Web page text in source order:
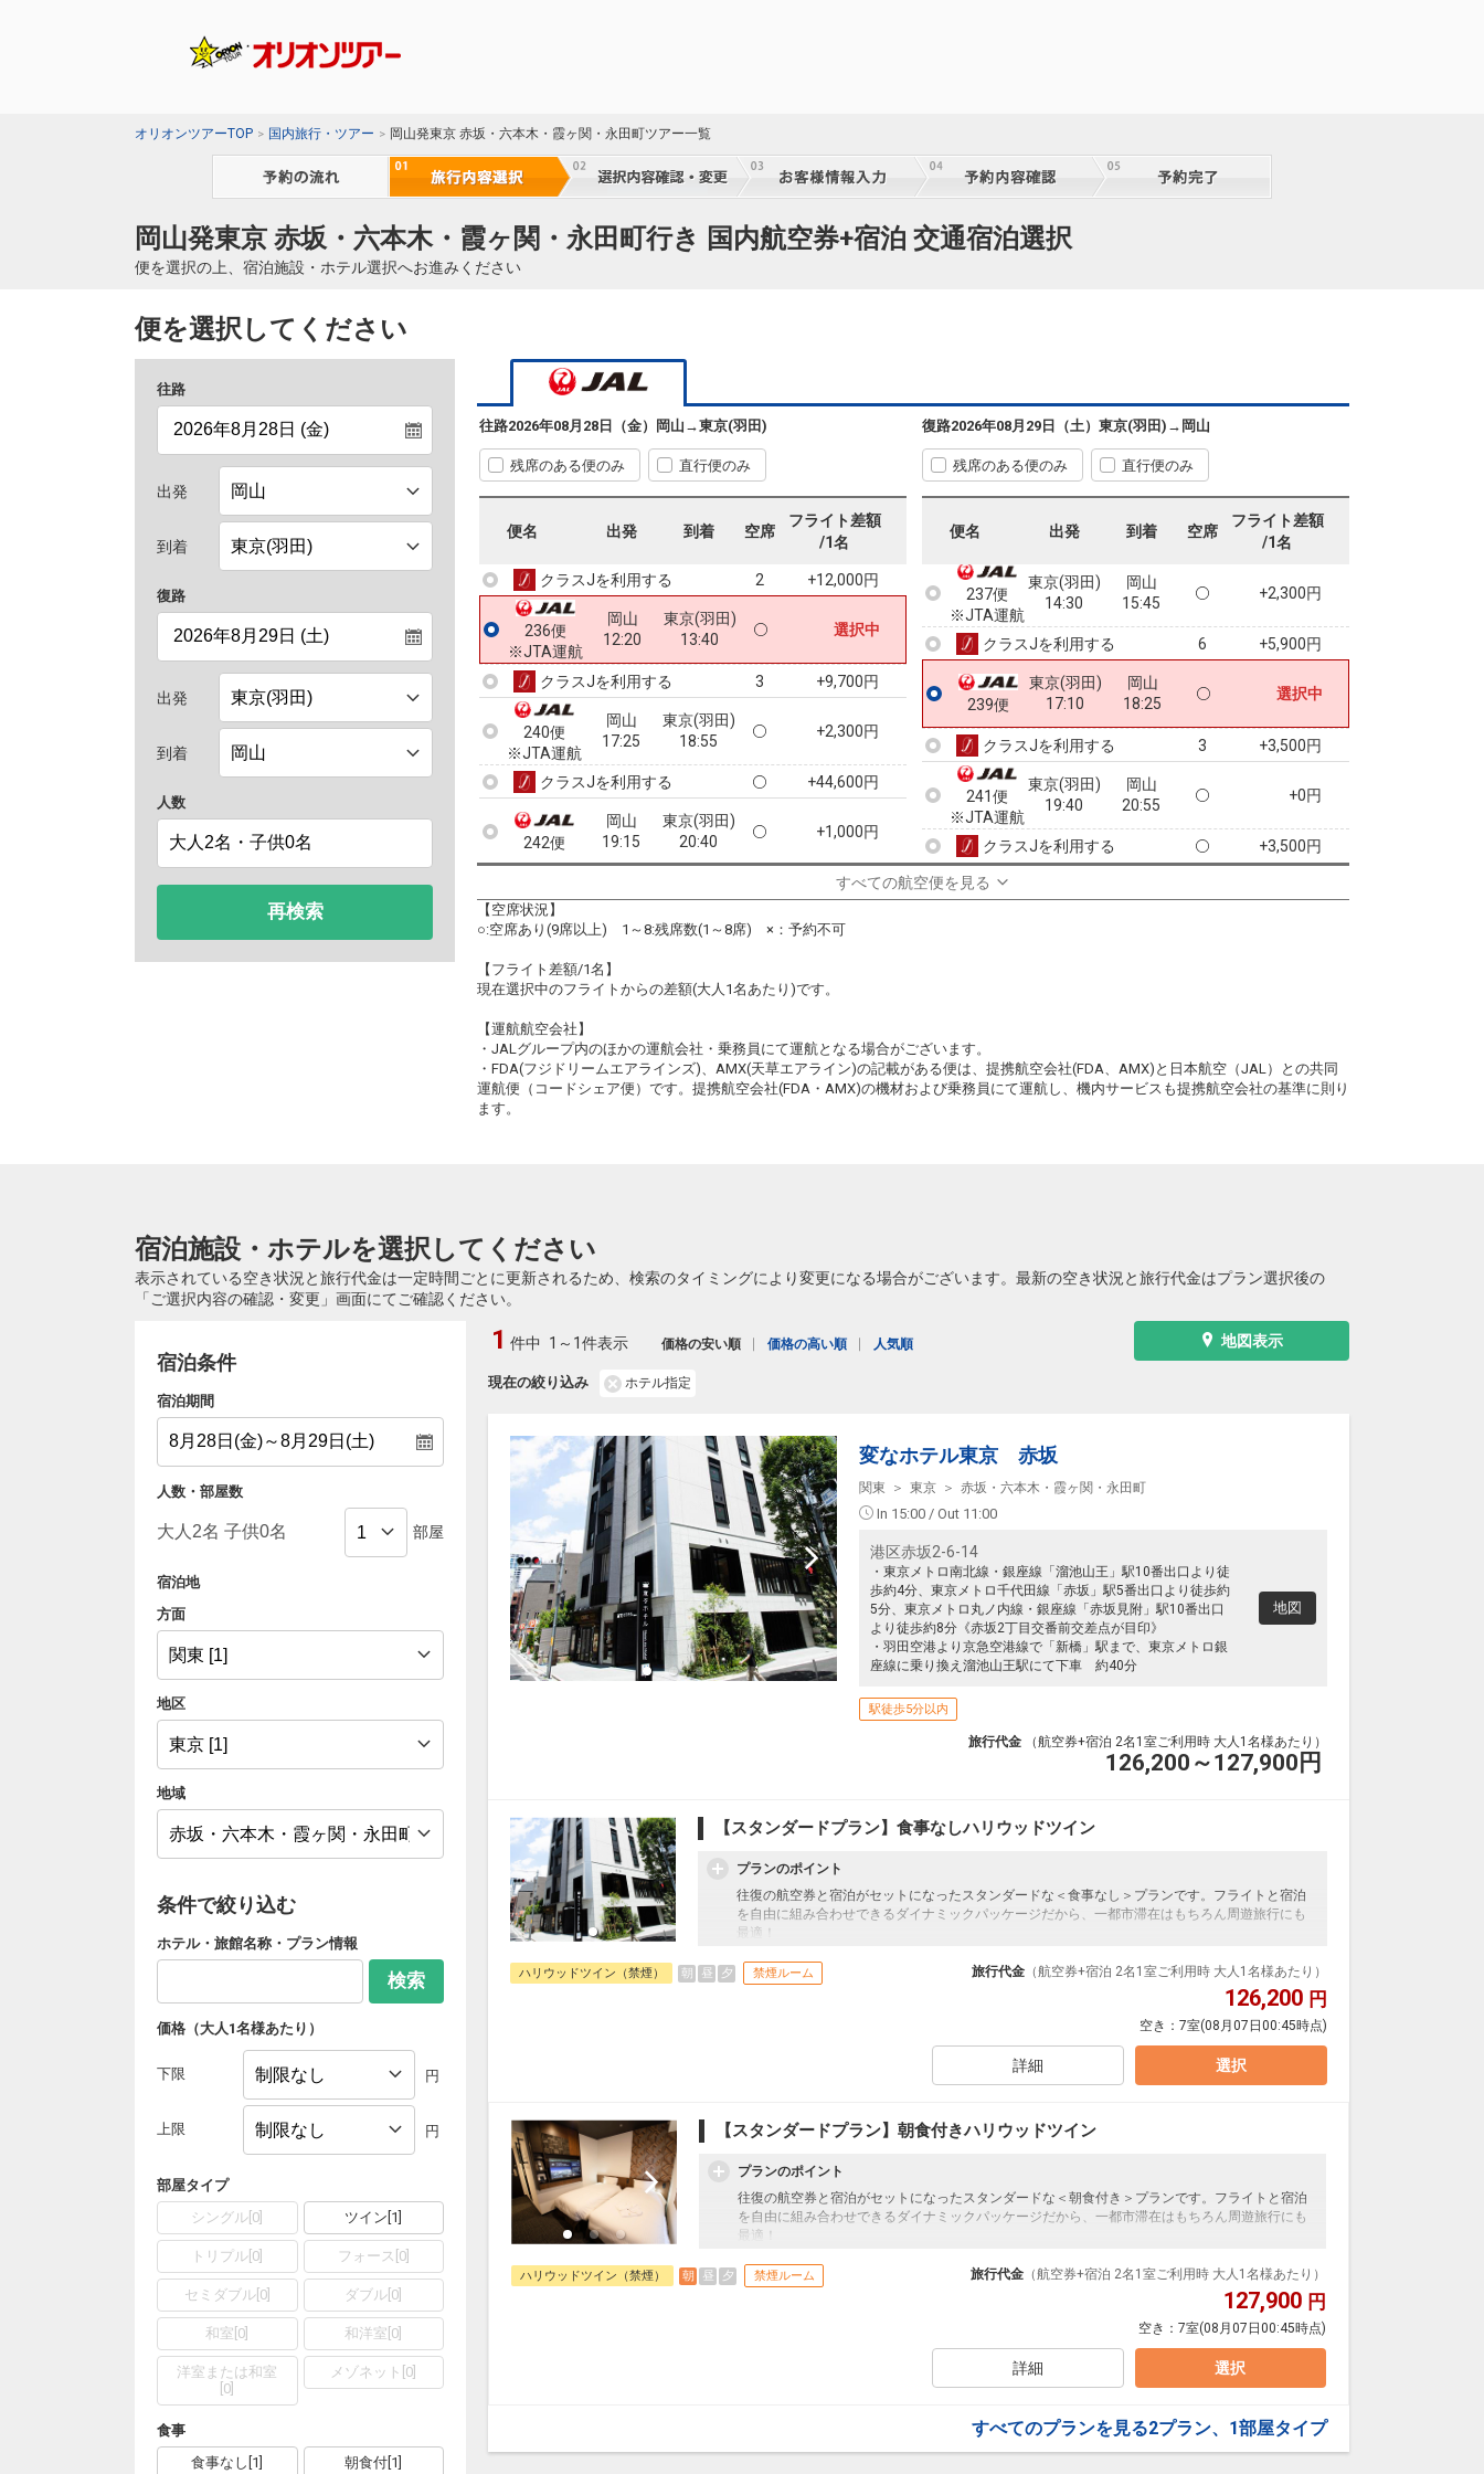
オリオンツアーTOP 国内旅行・ツアー 岡山発東京 赤坂・六本木・霞ヶ関・永田町ツアー一覧
岡山発東京 赤坂・六本木・霞ヶ関・永田町行き 国内航空券+宿泊 交通宿泊選択
便を選択の上、宿泊施設・ホテル選択へお進みください
便を選択してください
往路
出発
到着
復路
出発
到着
人数
再検索
往路2026年08月28日（金） 岡山 →東京(羽田)
残席のある便のみ 直行便のみ
便名 出発 到着 空席
フライト差額
/1名
232便
※JTA運航
岡山
07:05
東京(羽田)
08:25
クラスJを利用する 3
234便
10:00
東京(羽田)
11:20
+2,300円
クラスJを利用する 2 +12,000円
236便
※JTA運航
岡山
12:20
東京(羽田)
13:40
選択中
クラスJを利用する 3 +9,700円
240便
※JTA運航
岡山
17:25
東京(羽田)
18:55
+2,300円
クラスJを利用する +44,600円
242便
岡山
19:15
東京(羽田)
20:40
+1,000円
+22,500円
復路2026年08月29日（土） 東京(羽田) → 岡山
残席のある便のみ 直行便のみ
便名 出発 到着 空席
フライト差額
/1名
231便
08:05
09:20
233便
東京(羽田)
10:20
岡山
11:35
+3,300円
クラスJを利用する 8 +5,900円
237便
※JTA運航
東京(羽田)
14:30
岡山
15:45
+2,300円
クラスJを利用する 6 +5,900円
239便
東京(羽田)
17:10
岡山
18:25
選択中
クラスJを利用する 3 +3,500円
241便
※JTA運航
東京(羽田)
19:40
岡山
20:55
+0円
クラスJを利用する +3,500円
すべての航空便を見る
【空席状況】
○:空席あり(9席以上) 1～8:残席数(1～8席) ×：予約不可
【フライト差額/1名】
現在選択中のフライトからの差額(大人1名あたり)です。
【運航航空会社】
・JALグループ内のほかの運航会社・乗務員にて運航となる場合がございます。
・FDA(フジドリームエアラインズ)、AMX(天草エアライン)の記載がある便は、提携航空会社(FDA、AMX)と日本航空（JAL）との共同
運航便（コードシェア便）です。提携航空会社(FDA・AMX)の機材および乗務員にて運航し、機内サービスも提携航空会社の基準に則り
ます。
宿泊施設・ホテルを選択してください
表示されている空き状況と旅行代金は一定時間ごとに更新されるため、検索のタイミングにより変更になる場合がございます。最新の空き状況と旅行代金はプラン選択後の
「ご選択内容の確認・変更」画面にてご確認ください。
宿泊条件
宿泊期間
人数・部屋数
部屋
宿泊地
方面
地区
地域
条件で絞り込む
ホテル・旅館名称・プラン情報
検索
価格（大人1名様あたり）
下限 円
上限 円
部屋タイプ
シングル 0 ツイン 1
トリプル 0 フォース 0]
セミダブル[ 0] ダブル 0
和室 0 和洋室 0
洋室または和室
0
メゾネット 0
食事
食事なし 1 朝食付 1
地図表示
現在の絞り込み ホテル指定
1 件中 1～1件表示 価格の安い順 価格の高い順 人気順
変なホテル東京 赤坂
関東 東京 赤坂・六本木・霞ヶ関・永田町
In 15:00 / Out 11:00
港区赤坂2-6-14
・東京メトロ南北線・銀座線「溜池山王」駅10番出口より徒
歩約4分、東京メトロ千代田線「赤坂」駅5番出口より徒歩約
5分、東京メトロ丸ノ内線・銀座線「赤坂見附」駅10番出口
より徒歩約8分《赤坂2丁目交番前交差点が目印》
・羽田空港より京急空港線で「新橋」駅まで、東京メトロ銀
座線に乗り換え溜池山王駅にて下車 約40分
地図
駅徒歩5分以内
旅行代金 （航空券+宿泊 2名1室ご利用時 大人1名様あたり）
126,200～127,900 円
【スタンダードプラン】食事なしハリウッドツイン
プランのポイント
往復の航空券と宿泊がセットになったスタンダードな＜食事なし＞プランです。フライトと宿泊
を自由に組み合わせできるダイナミックパッケージだから、一都市滞在はもちろん周遊旅行にも
最適！
フライトは、安心のJAL（またはJALグループ）確約！フライトマイル50%貯まります。
オプションでレンタカーや現地交通・体験プランなどの追加（同時予約）が可能なプランもござ
変なホテル東京 赤坂2階に併設「ドライヘットスパMICHI」宿泊者利用20％OFF（現地にて予
【営業時間】12：30～20：30 ※最終時間はコース内容にて異なります。
ハリウッドツイン（禁煙） 朝 昼 夕 禁煙ルーム 旅行代金 （航空券+宿泊 2名1室ご利用時 大人1名様あたり）
126,200 円
空き： 7室(08月07日00:45時点)
詳細 選択
【スタンダードプラン】朝食付きハリウッドツイン
プランのポイント
往復の航空券と宿泊がセットになったスタンダードな＜朝食付き＞プランです。フライトと宿泊
を自由に組み合わせできるダイナミックパッケージだから、一都市滞在はもちろん周遊旅行にも
最適！
フライトは、安心のJAL（またはJALグループ）確約！フライトマイル50%貯まります。
オプションでレンタカーや現地交通・体験プランなどの追加（同時予約）が可能なプランもござ
変なホテル東京 赤坂2階に併設「ドライヘットスパMICHI」宿泊者利用20％OFF（現地にて予
【営業時間】12：30～20：30 ※最終時間はコース内容にて異なります。
ハリウッドツイン（禁煙） 朝 昼 夕 禁煙ルーム 旅行代金 （航空券+宿泊 2名1室ご利用時 大人1名様あたり）
127,900 円
空き： 7室(08月07日00:45時点)
詳細 選択
すべてのプランを見る2プラン、1部屋タイプ